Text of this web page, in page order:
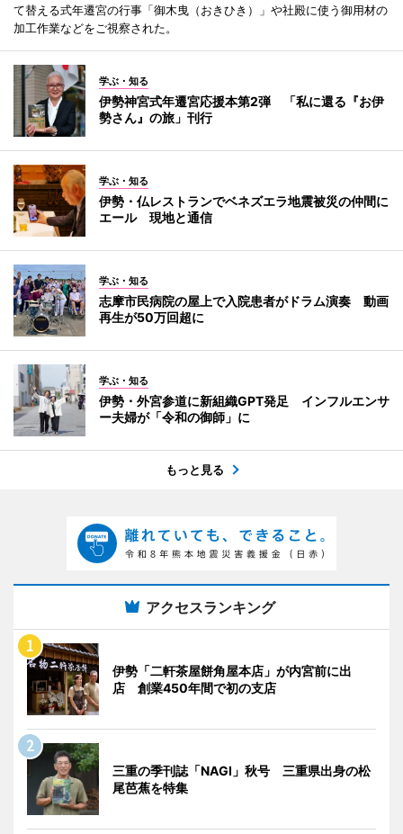
て替える式年遷宮の行事「御木曳（おきひき）」や社殿に使う御用材の
加工作業などをご視察された。
学ぶ・知る
伊勢神宮式年遷宮応援本第2弾 「私に還る『お伊
勢さん』の旅」刊行
学ぶ・知る
伊勢・仏レストランでベネズエラ地震被災の仲間に
エール 現地と通信
学ぶ・知る
志摩市民病院の屋上で入院患者がドラム演奏 動画
再生が50万回超に
学ぶ・知る
伊勢・外宮参道に新組織GPT発足 インフルエンサ
ー夫婦が「令和の御師」に
もっと見る
アクセスランキング
伊勢「二軒茶屋餅角屋本店」が内宮前に出
店 創業450年間で初の支店
三重の季刊誌「NAGI」秋号 三重県出身の松
尾芭蕉を特集